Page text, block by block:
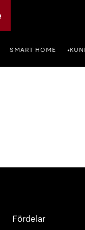
SMART HOME •
Fördelar